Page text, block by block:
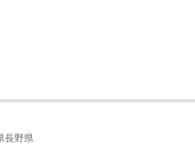
長野県